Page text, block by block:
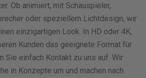
Ob animiert, mit Schauspieler,
oder speziellem Lichtdesign, wir
einzigartigen Look. In HD oder 4K,
Kunden das geeignete Format für
Sie einfach Kontakt zu uns auf. Wir
in Konzepte um und machen nach